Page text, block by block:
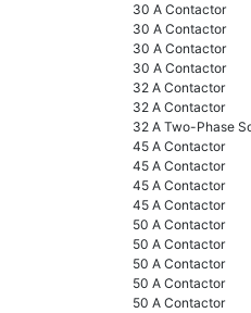
30 A Contactor
30 A Contactor
30 A Contactor
30 A Contactor
32 A Contactor
32 A Contactor
32 A Two-Phase
45 A Contactor
45 A Contactor
45 A Contactor
45 A Contactor
50 A Contactor
50 A Contactor
50 A Contactor
50 A Contactor
50 A Contactor